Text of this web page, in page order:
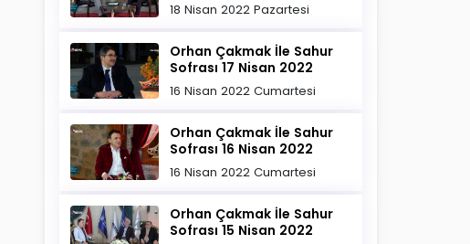
18 Nisan 2022 Pazartesi
Orhan Çakmak İle Sahur
Sofrası 17 Nisan 2022
16 Nisan 2022 Cumartesi
Orhan Çakmak İle Sahur
Sofrası 16 Nisan 2022
16 Nisan 2022 Cumartesi
Orhan Çakmak İle Sahur
Sofrası 15 Nisan 2022